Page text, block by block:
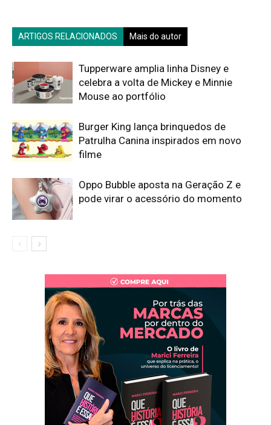
ARTIGOS RELACIONADOS Mais do autor
Tupperware amplia linha Disney e
celebra a volta de Mickey e Minnie
Mouse ao portfólio
Burger King lança brinquedos de
Patrulha Canina inspirados em novo
filme
Oppo Bubble aposta na Geração Z e
pode virar o acessório do momento